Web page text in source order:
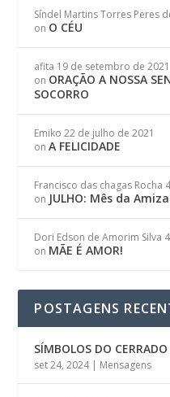
Síndel Martins Torres Peres
on O CÉU
afita 19 de setembro de 2021
on ORAÇÃO A NOSSA
SOCORRO
Emiko 22 de julho de 2021
onA FELICIDADE
Francisco das chagas Rocha
on JULHO: Mês da
Dori Edson de Amorim Silva
on MÃE É AMOR!
POSTAGENS
SÍMBOLOS DO CERRADO
set 24, 2024| Mensagens